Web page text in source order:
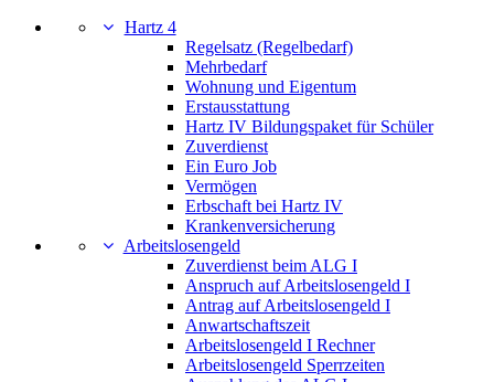
Hartz 4
Regelsatz (Regelbedarf)
Mehrbedarf
Wohnung und Eigentum
Erstausstattung
Hartz IV Bildungspaket für Schüler
Zuverdienst
Ein Euro Job
Vermögen
Erbschaft bei Hartz IV
Krankenversicherung
Arbeitslosengeld
Zuverdienst beim ALG I
Anspruch auf Arbeitslosengeld I
Antrag auf Arbeitslosengeld I
Anwartschaftszeit
Arbeitslosengeld I Rechner
Arbeitslosengeld Sperrzeiten